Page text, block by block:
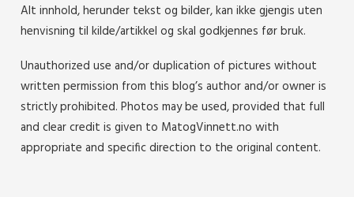
Alt innhold, herunder tekst og bilder, kan ikke gjengis uten
henvisning til kilde/artikkel og skal godkjennes før bruk.
Unauthorized use and/or duplication of pictures without
written permission from this blog’s author and/or owner is
strictly prohibited. Photos may be used, provided that full
and clear credit is given to MatogVinnett.no with
appropriate and specific direction to the original content.